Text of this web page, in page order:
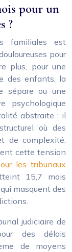
pour un
?
familiales est
pour
plus, pour une
des enfants, la
sépare ou une
psychologique
abstraite ; il
où des
de complexité,
cette tension
les tribunaux
15,7 mois
masquent des
judiciaire de
des délais
de moyens